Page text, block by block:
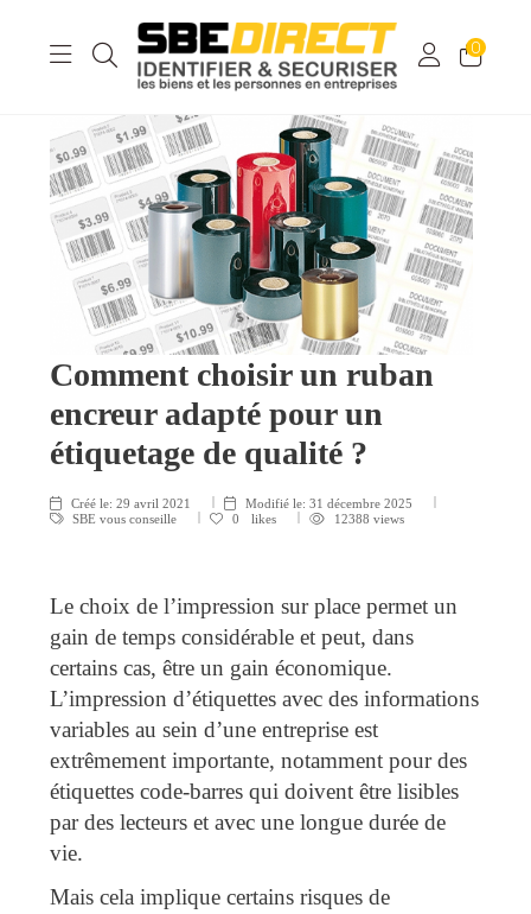
0
Comment choisir un ruban
encreur adapté pour un
étiquetage de qualité ?
Créé le: 29 avril 2021 Modifié le: 31 décembre 2025
SBE vous conseille
0 likes 12388 views
Le choix de l’impression sur place permet un
gain de temps considérable et peut, dans
certains cas, être un gain économique.
L’impression d’étiquettes avec des informations
variables au sein d’une entreprise est
extrêmement importante, notamment pour des
étiquettes code-barres qui doivent être lisibles
par des lecteurs et avec une longue durée de
vie.
Mais cela implique certains risques de